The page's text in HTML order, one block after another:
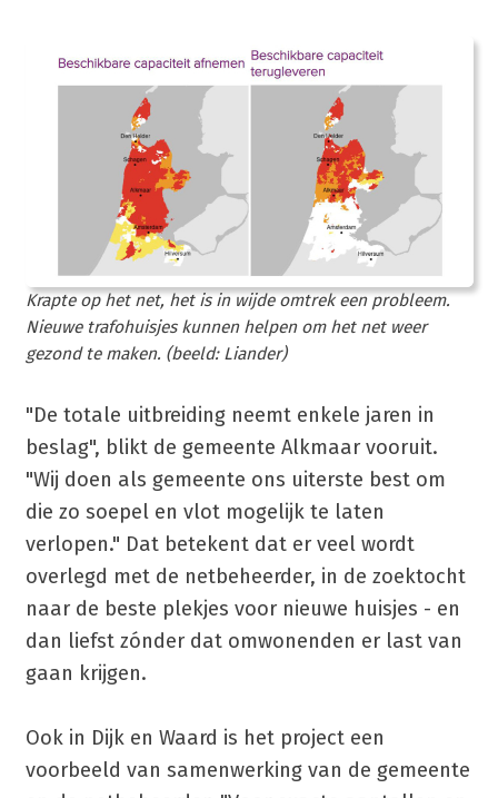
Krapte op het net, het is in wijde omtrek een probleem.
Nieuwe trafohuisjes kunnen helpen om het net weer
gezond te maken. (beeld: Liander)
"De totale uitbreiding neemt enkele jaren in
beslag", blikt de gemeente Alkmaar vooruit.
"Wij doen als gemeente ons uiterste best om
die zo soepel en vlot mogelijk te laten
verlopen." Dat betekent dat er veel wordt
overlegd met de netbeheerder, in de zoektocht
naar de beste plekjes voor nieuwe huisjes - en
dan liefst zónder dat omwonenden er last van
gaan krijgen.
Ook in Dijk en Waard is het project een
voorbeeld van samenwerking van de gemeente